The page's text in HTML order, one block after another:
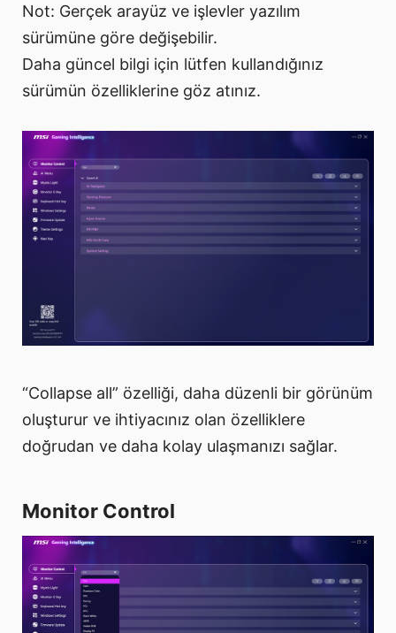
Not: Gerçek arayüz ve işlevler yazılım
sürümüne göre değişebilir.
Daha güncel bilgi için lütfen kullandığınız
sürümün özelliklerine göz atınız.
“Collapse all” özelliği, daha düzenli bir görünüm
oluşturur ve ihtiyacınız olan özelliklere
doğrudan ve daha kolay ulaşmanızı sağlar.
Monitor Control